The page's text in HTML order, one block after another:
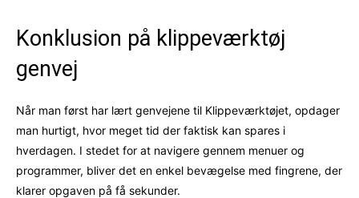
Konklusion på klippeværktøj
genvej
Når man først har lært genvejene til Klippeværktøjet, opdager
man hurtigt, hvor meget tid der faktisk kan spares i
hverdagen. I stedet for at navigere gennem menuer og
programmer, bliver det en enkel bevægelse med fingrene, der
klarer opgaven på få sekunder.